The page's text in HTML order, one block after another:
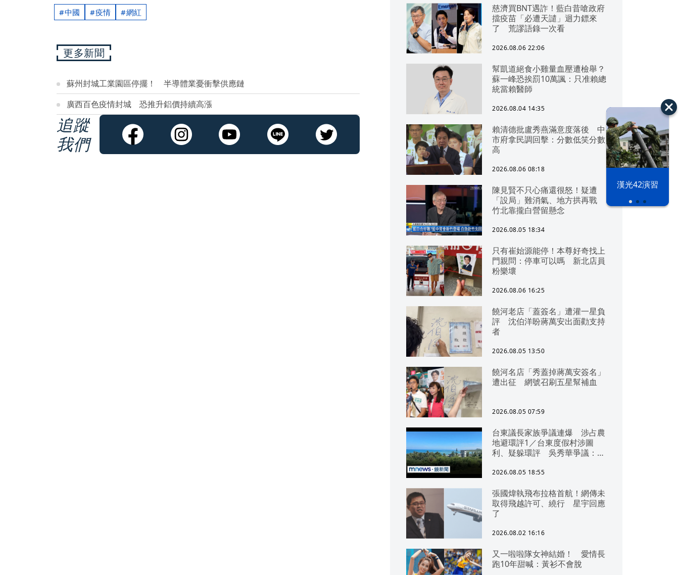
漢光42演習
中國 疫情 網紅
更多新聞
蘇州封城工業園區停擺！ 半導體業憂衝擊供應鏈
廣西百色疫情封城 恐推升鋁價持續高漲
追蹤
我們
慈濟買BNT遇詐！藍白昔嗆政府
擋疫苗「必遭天譴」迴力鏢來
了 荒謬語錄一次看
2026.08.06 22:06
幫凱道絕食小雞量血壓遭檢舉？
蘇一峰恐挨罰10萬諷：只准賴總
統當賴醫師
2026.08.04 14:35
賴清德批盧秀燕滿意度落後 中
市府拿民調回擊：分數低笑分數
高
2026.08.06 08:18
陳見賢不只心痛還很怒！疑遭
「設局」難消氣、地方拱再戰
竹北靠攏白營留懸念
2026.08.05 18:34
只有崔始源能停！本尊好奇找上
門親問：停車可以嗎 新北店員
粉樂壞
2026.08.06 16:25
饒河老店「蓋簽名」遭灌一星負
評 沈伯洋盼蔣萬安出面勸支持
者
2026.08.05 13:50
饒河名店「秀蓋掉蔣萬安簽名」
遭出征 網號召刷五星幫補血
2026.08.05 07:59
台東議長家族爭議連爆 涉占農
地避環評1／台東度假村涉圖
利、疑躲環評 吳秀華爭議：概
2026.08.05 18:55
張國煒執飛布拉格首航！網傳未
取得飛越許可、繞行 星宇回應
了
2026.08.02 16:16
又一啦啦隊女神結婚！ 愛情長
跑10年甜喊：黃衫不會脫